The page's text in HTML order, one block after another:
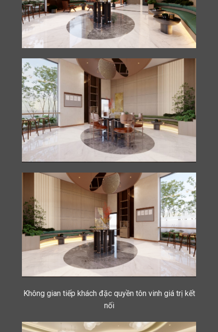
Không gian tiếp khách đặc quyền tôn vinh giá trị kết
nối